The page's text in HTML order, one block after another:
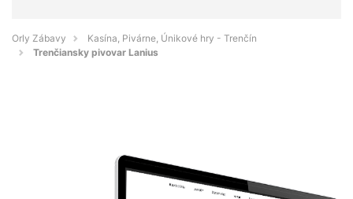
Orly Zábavy
Kasína, Pivárne, Únikové hry - Trenčín
Trenčiansky pivovar Lanius